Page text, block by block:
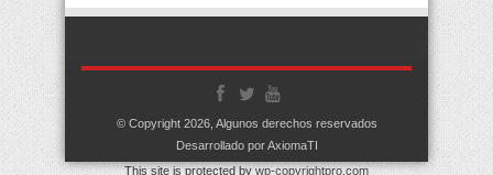
© Copyright 2026, Algunos derechos reservados
Desarrollado por AxiomaTI
This site is protected bywp-copyrightpro.com